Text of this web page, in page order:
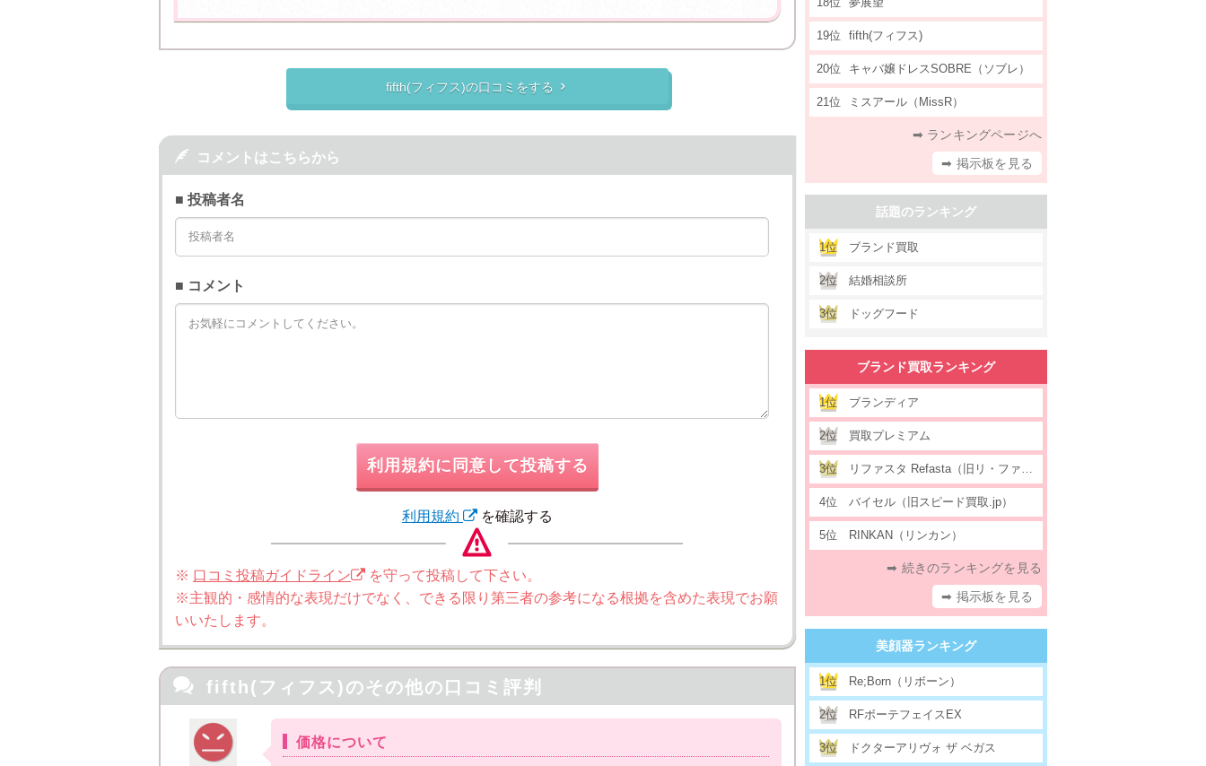
fifth(フィフス)の口コミをする 
 コメントはこちらから
■ 投稿者名
■ コメント
利用規約に同意して投稿する
利用規約 を確認する
※ 口コミ投稿ガイドライン
を守って投稿して下さい。
※主観的・感情的な表現だけでなく、できる限り第三者の参考になる根拠を含めた表現でお願
いいたします。
fifth(フィフス)のその他の口コミ評判
価格について
19位 fifth(フィフス)
20位 キャバ嬢ドレスSOBRE（ソブレ）
21位 ミスアール（MissR）
➡ ランキングページへ
➡ 掲示板を見る
話題のランキング
1位 ブランド買取
2位 結婚相談所
3位 ドッグフード
ブランド買取ランキング
1位 ブランディア
2位 買取プレミアム
3位 リファスタ Refasta（旧リ・ファウンデーション）
4位 バイセル（旧スピード買取.jp）
5位 RINKAN（リンカン）
➡ 続きのランキングを見る
➡ 掲示板を見る
美顔器ランキング
1位 Re;Born（リボーン）
2位 RFボーテフェイスEX
3位 ドクターアリヴォ ザ ベガス